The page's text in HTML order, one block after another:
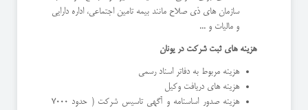
سازمان های ذی صلاح مانند بیمه تامین اجتماعی، اداره دارایی
و مالیات و ...
هزینه های ثبت شرکت در یونان
هزینه مربوط به دفاتر اسناد رسمی
هزینه های دریافت وکیل
هزینه صدور اساسنامه و آگهی تاسیس شرکت ( حدود 7000